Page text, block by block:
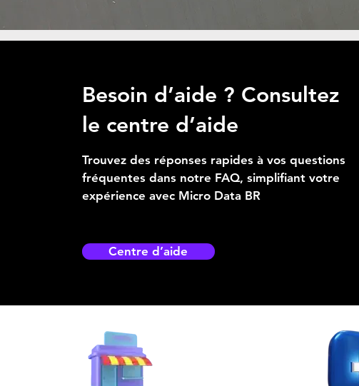
Besoin d’aide ? Consultez
le centre d’aide
Trouvez des réponses rapides à vos questions
fréquentes dans notre FAQ, simplifiant votre
expérience avec Micro Data BR
Centre d’aide